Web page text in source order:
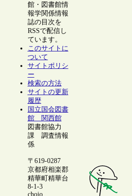
館・図書館情
報学関係情報
誌の目次を
RSSで配信し
ています。
このサイトに
ついて
サイトポリシ
ー
検索の方法
サイトの更新
履歴
国立国会図書
館 関西館
図書館協力
課 調査情報
係
〒619-0287
京都府相楽郡
精華町精華台
8-1-3
chojo